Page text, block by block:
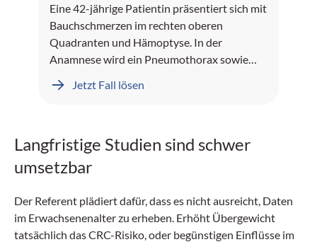
Eine 42-jährige Patientin präsentiert sich mit
Bauchschmerzen im rechten oberen
Quadranten und Hämoptyse. In der
Anamnese wird ein Pneumothorax sowie
Jetzt Fall lösen
Langfristige Studien sind schwer
umsetzbar
Der Referent plädiert dafür, dass es nicht ausreicht, Daten
im Erwachsenenalter zu erheben. Erhöht Übergewicht
tatsächlich das CRC-Risiko, oder begünstigen Einflüsse im